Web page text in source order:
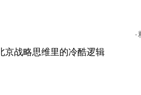
京战略思维里的冷酷逻辑